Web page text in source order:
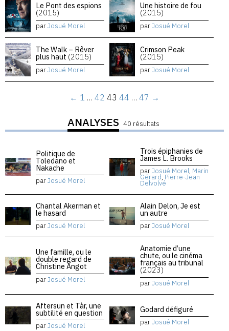
Le Pont des espions
(2015)
parJosué Morel
Une histoire de fou
(2015)
parJosué Morel
The Walk – Rêver
plus haut (2015)
parJosué Morel
Crimson Peak
(2015)
parJosué Morel
← 1 … 42 43 44 … 47 →
ANALYSES 40 résultats
Politique de
Toledano et
Nakache
parJosué Morel
Trois épiphanies de
James L. Brooks
parJosué Morel, Marin
Gérard, Pierre-Jean
Delvolvé
Chantal Akerman et
le hasard
parJosué Morel
Alain Delon, Je est
un autre
parJosué Morel
Une famille, ou le
double regard de
Christine Angot
parJosué Morel
Anatomie d’une
chute, ou le cinéma
français au tribunal
(2023)
parJosué Morel
Aftersun et Tàr, une
subtilité en question
parJosué Morel
Godard défiguré
parJosué Morel